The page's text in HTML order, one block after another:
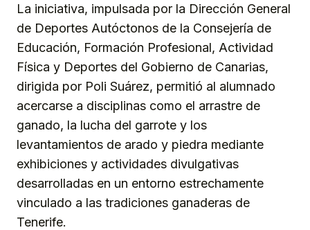
La iniciativa, impulsada por la Dirección General
de Deportes Autóctonos de la Consejería de
Educación, Formación Profesional, Actividad
Física y Deportes del Gobierno de Canarias,
dirigida por Poli Suárez, permitió al alumnado
acercarse a disciplinas como el arrastre de
ganado, la lucha del garrote y los
levantamientos de arado y piedra mediante
exhibiciones y actividades divulgativas
desarrolladas en un entorno estrechamente
vinculado a las tradiciones ganaderas de
Tenerife.